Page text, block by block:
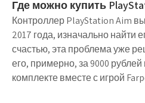
Где можно купить
Контроллер PlayStation Aim
2017 года, изначально найти
счастью, эта проблема уже
его, примерно, за 9000 рублей
комплекте вместе с игрой